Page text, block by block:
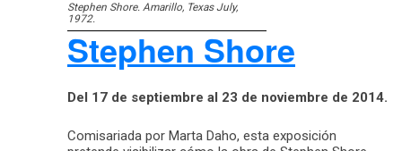
Stephen Shore. Amarillo, Texas July,
1972.
Stephen Shore
Del 17 de septiembre al 23 de noviembre de 2014.
Comisariada por Marta Daho, esta exposición